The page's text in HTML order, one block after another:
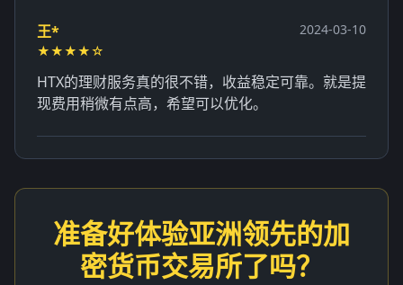
王*
★★★★☆
2024-03-10
HTX的理财服务真的很不错，收益稳定可靠。就是提
现费用稍微有点高，希望可以优化。
准备好体验亚洲领先的加
密货币交易所了吗？